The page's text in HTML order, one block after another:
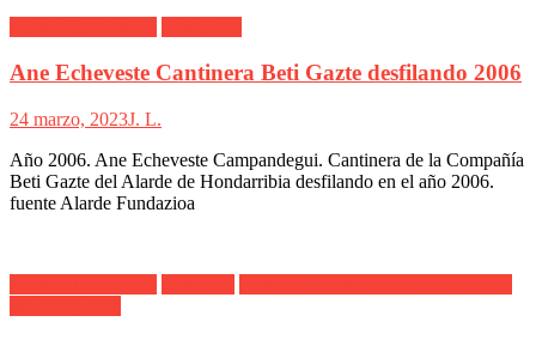
Ane Echeveste Cantinera Beti Gazte desfilando 2006
24 marzo, 2023J. L.
Año 2006. Ane Echeveste Campandegui. Cantinera de la Compañía
Beti Gazte del Alarde de Hondarribia desfilando en el año 2006.
fuente Alarde Fundazioa